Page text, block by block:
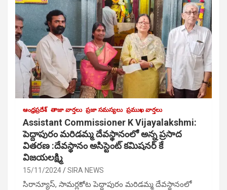
ఆంధ్రప్రదేశ్ తాజా వార్తలు ప్రజా సమస్యలు ప్రముఖ వార్తలు
Assistant Commissioner K Vijayalakshmi:
పెద్దాపురం మరిడమ్మ దేవస్థానంలో అన్న ప్రసాద
వితరణ :దేవస్థానం అసిస్టెంట్ కమిషనర్ కే
విజయలక్ష్మి
15/11/2024 SIRA NEWS
సిరాన్యూస్, సామర్లకోట పెద్దాపురం మరిడమ్మ దేవస్థానంలో